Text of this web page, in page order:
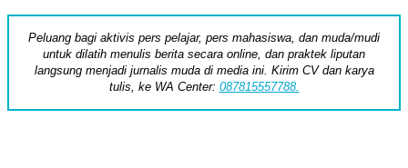
Peluang bagi aktivis pers pelajar, pers mahasiswa, dan muda/mudi
untuk dilatih menulis berita secara online, dan praktek liputan
langsung menjadi jurnalis muda di media ini. Kirim CV dan karya
tulis, ke WA Center: 087815557788.